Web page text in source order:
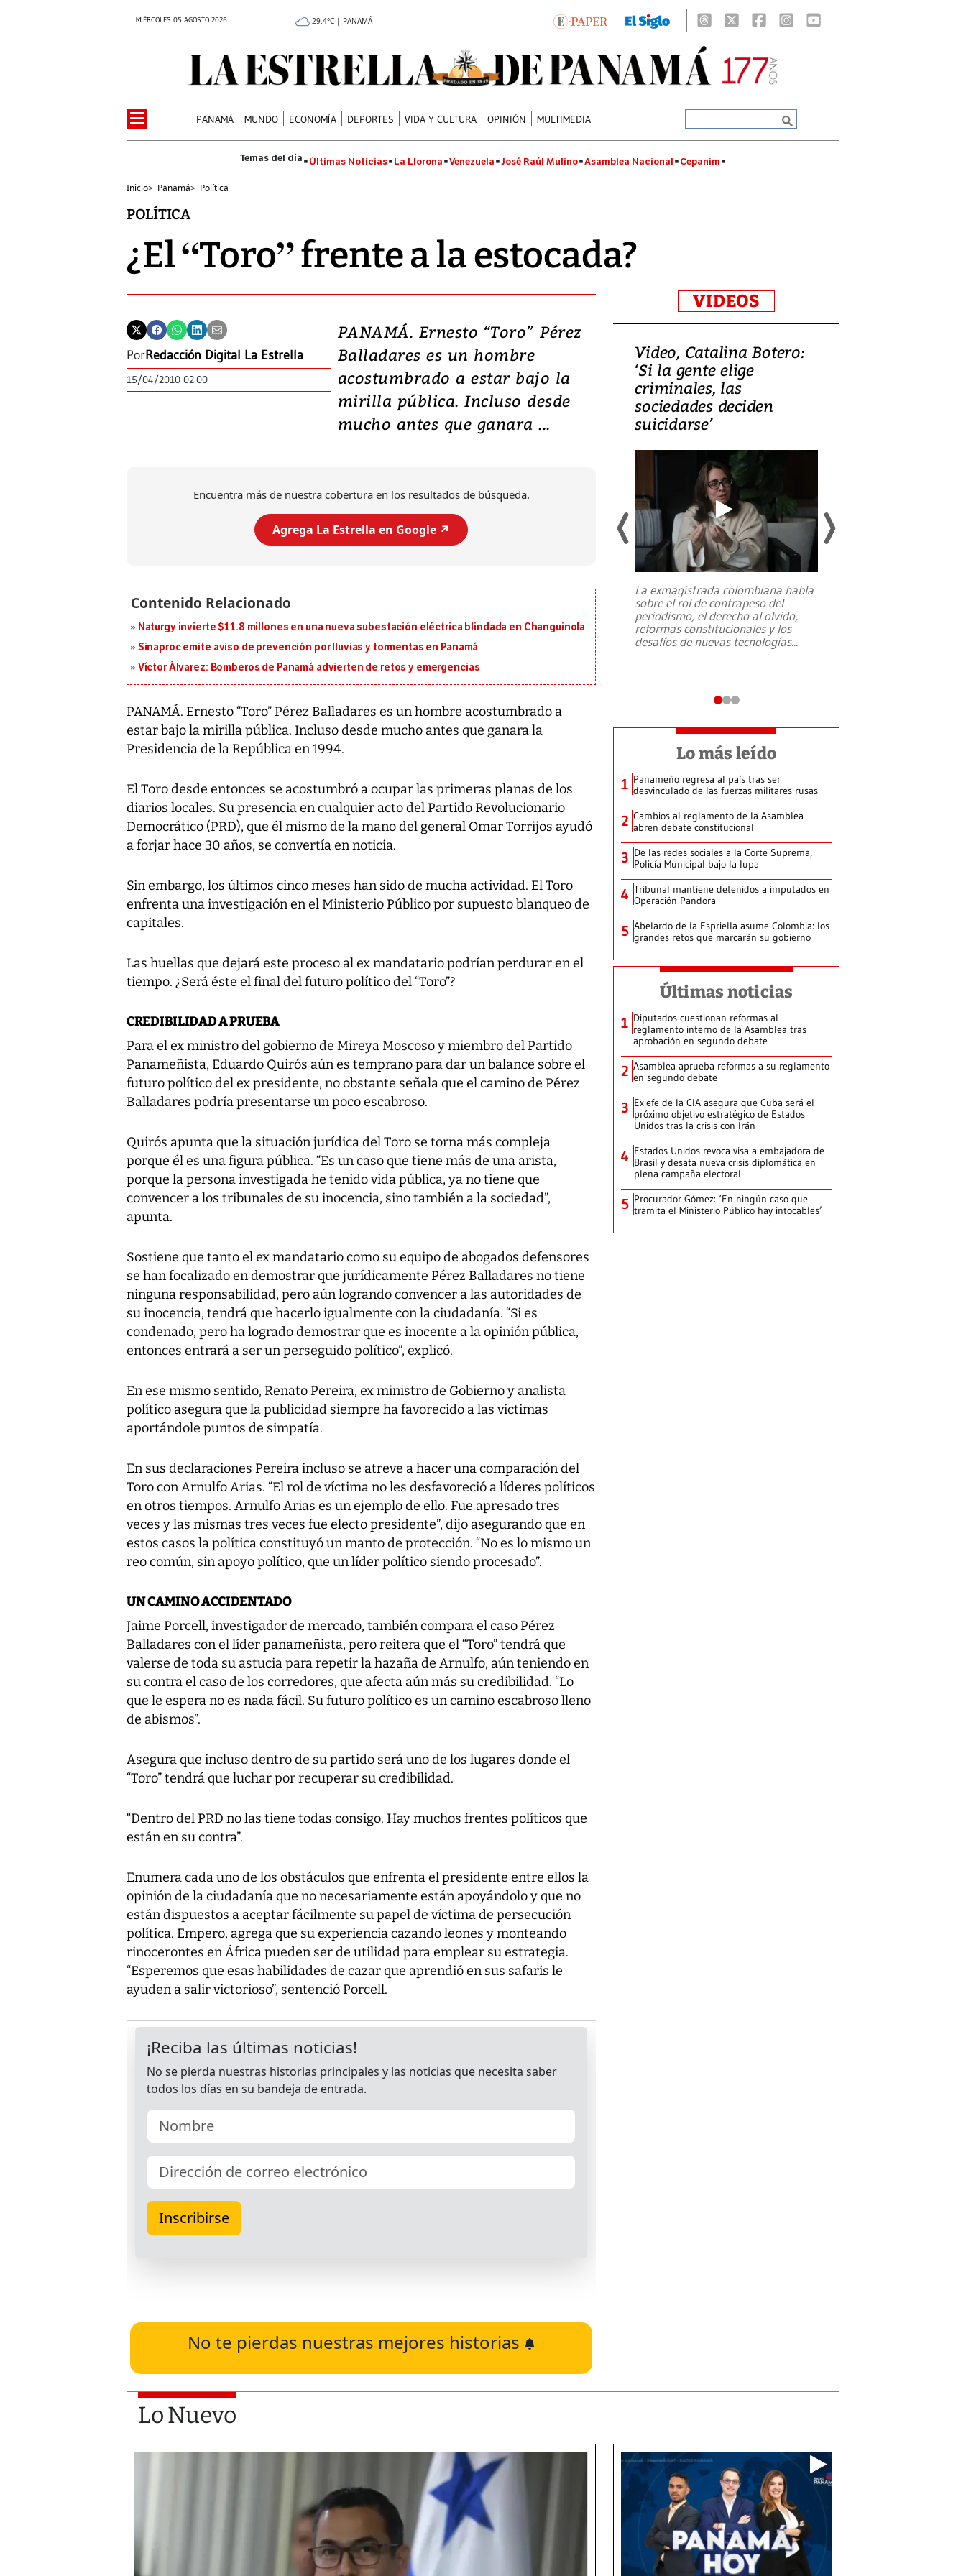
MIÉRCOLES 05 AGOSTO 2026 29.4°C | PANAMÁ
PANAMÁ MUNDO ECONOMÍA DEPORTES VIDA Y CULTURA OPINIÓN MULTIMEDIA
Últimas Noticias La Llorona Venezuela José Raúl Mulino Asamblea Nacional Cepanim
Inicio> Panamá> Política
POLÍTICA
¿El “Toro” frente a la estocada?
PorRedacción Digital La Estrella
15/04/2010 02:00
PANAMÁ. Ernesto “Toro” Pérez
Balladares es un hombre
acostumbrado a estar bajo la
mirilla pública. Incluso desde
mucho antes que ganara ...
Encuentra más de nuestra cobertura en los resultados de búsqueda.
Agrega La Estrella en Google ↗️
Naturgy invierte $11.8 millones en una nueva subestación eléctrica blindada en Changuinola
Sinaproc emite aviso de prevención por lluvias y tormentas en Panamá
Víctor Álvarez: Bomberos de Panamá advierten de retos y emergencias
PANAMÁ. Ernesto “Toro” Pérez Balladares es un hombre acostumbrado a
estar bajo la mirilla pública. Incluso desde mucho antes que ganara la
Presidencia de la República en 1994.
El Toro desde entonces se acostumbró a ocupar las primeras planas de los
diarios locales. Su presencia en cualquier acto del Partido Revolucionario
Democrático (PRD), que él mismo de la mano del general Omar Torrijos ayudó
a forjar hace 30 años, se convertía en noticia.
Sin embargo, los últimos cinco meses han sido de mucha actividad. El Toro
enfrenta una investigación en el Ministerio Público por supuesto blanqueo de
capitales.
Las huellas que dejará este proceso al ex mandatario podrían perdurar en el
tiempo. ¿Será éste el final del futuro político del “Toro”?
CREDIBILIDAD A PRUEBA
Para el ex ministro del gobierno de Mireya Moscoso y miembro del Partido
Panameñista, Eduardo Quirós aún es temprano para dar un balance sobre el
futuro político del ex presidente, no obstante señala que el camino de Pérez
Balladares podría presentarse un poco escabroso.
Quirós apunta que la situación jurídica del Toro se torna más compleja
porque él es una figura pública. “Es un caso que tiene más de una arista,
porque la persona investigada he tenido vida pública, ya no tiene que
convencer a los tribunales de su inocencia, sino también a la sociedad”,
apunta.
Sostiene que tanto el ex mandatario como su equipo de abogados defensores
se han focalizado en demostrar que jurídicamente Pérez Balladares no tiene
ninguna responsabilidad, pero aún logrando convencer a las autoridades de
su inocencia, tendrá que hacerlo igualmente con la ciudadanía. “Si es
condenado, pero ha logrado demostrar que es inocente a la opinión pública,
entonces entrará a ser un perseguido político”, explicó.
En ese mismo sentido, Renato Pereira, ex ministro de Gobierno y analista
político asegura que la publicidad siempre ha favorecido a las víctimas
aportándole puntos de simpatía.
En sus declaraciones Pereira incluso se atreve a hacer una comparación del
Toro con Arnulfo Arias. “El rol de víctima no les desfavoreció a líderes políticos
en otros tiempos. Arnulfo Arias es un ejemplo de ello. Fue apresado tres
veces y las mismas tres veces fue electo presidente”, dijo asegurando que en
estos casos la política constituyó un manto de protección. “No es lo mismo un
reo común, sin apoyo político, que un líder político siendo procesado”.
UN CAMINO ACCIDENTADO
Jaime Porcell, investigador de mercado, también compara el caso Pérez
Balladares con el líder panameñista, pero reitera que el “Toro” tendrá que
valerse de toda su astucia para repetir la hazaña de Arnulfo, aún teniendo en
su contra el caso de los corredores, que afecta aún más su credibilidad. “Lo
que le espera no es nada fácil. Su futuro político es un camino escabroso lleno
de abismos”.
Asegura que incluso dentro de su partido será uno de los lugares donde el
“Toro” tendrá que luchar por recuperar su credibilidad.
“Dentro del PRD no las tiene todas consigo. Hay muchos frentes políticos que
están en su contra”.
Enumera cada uno de los obstáculos que enfrenta el presidente entre ellos la
opinión de la ciudadanía que no necesariamente están apoyándolo y que no
están dispuestos a aceptar fácilmente su papel de víctima de persecución
política. Empero, agrega que su experiencia cazando leones y monteando
rinocerontes en África pueden ser de utilidad para emplear su estrategia.
“Esperemos que esas habilidades de cazar que aprendió en sus safaris le
ayuden a salir victorioso”, sentenció Porcell.
No te pierdas nuestras mejores historias
VIDEOS
Video, Japón: Terremoto
deja heridos y graves
daños en Kumamoto
al sur de Japón, provocando una
Video, Catalina Botero:
‘Si la gente elige
criminales, las
sociedades deciden
suicidarse’
La exmagistrada colombiana habla
sobre el rol de contrapeso del
periodismo, el derecho al olvido,
reformas constitucionales y los
desafíos de nuevas tecnologías...
Lo más leído
1 Panameño regresa al país tras ser
desvinculado de las fuerzas militares rusas
2 Cambios al reglamento de la Asamblea
abren debate constitucional
3 De las redes sociales a la Corte Suprema,
Policía Municipal bajo la lupa
4 Tribunal mantiene detenidos a imputados en
Operación Pandora
5 Abelardo de la Espriella asume Colombia: los
grandes retos que marcarán su gobierno
Últimas noticias
1 Diputados cuestionan reformas al
reglamento interno de la Asamblea tras
aprobación en segundo debate
2 Asamblea aprueba reformas a su reglamento
en segundo debate
3 Exjefe de la CIA asegura que Cuba será el
próximo objetivo estratégico de Estados
Unidos tras la crisis con Irán
4 Estados Unidos revoca visa a embajadora de
Brasil y desata nueva crisis diplomática en
plena campaña electoral
5 Procurador Gómez: ‘En ningún caso que
tramita el Ministerio Público hay intocables’
Lo Nuevo